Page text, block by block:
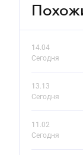
14.04
Сегодня
13.13
Сегодня
11.02
Сегодня